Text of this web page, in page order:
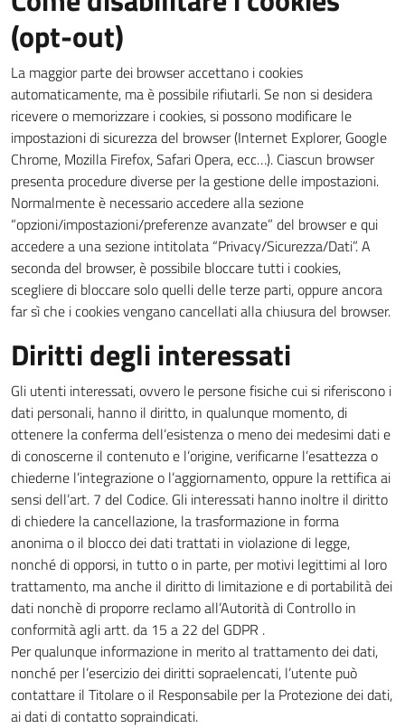
(opt-out)
La maggior parte dei browser accettano i cookies
automaticamente, ma è possibile rifiutarli. Se non si desidera
ricevere o memorizzare i cookies, si possono modificare le
impostazioni di sicurezza del browser (Internet Explorer, Google
Chrome, Mozilla Firefox, Safari Opera, ecc…). Ciascun browser
presenta procedure diverse per la gestione delle impostazioni.
Normalmente è necessario accedere alla sezione
“opzioni/impostazioni/preferenze avanzate” del browser e qui
accedere a una sezione intitolata “Privacy/Sicurezza/Dati”. A
seconda del browser, è possibile bloccare tutti i cookies,
scegliere di bloccare solo quelli delle terze parti, oppure ancora
far sì che i cookies vengano cancellati alla chiusura del browser.
Diritti degli interessati
Gli utenti interessati, ovvero le persone fisiche cui si riferiscono i
dati personali, hanno il diritto, in qualunque momento, di
ottenere la conferma dell’esistenza o meno dei medesimi dati e
di conoscerne il contenuto e l’origine, verificarne l’esattezza o
chiederne l’integrazione o l’aggiornamento, oppure la rettifica ai
sensi dell’art. 7 del Codice. Gli interessati hanno inoltre il diritto
di chiedere la cancellazione, la trasformazione in forma
anonima o il blocco dei dati trattati in violazione di legge,
nonché di opporsi, in tutto o in parte, per motivi legittimi al loro
trattamento, ma anche il diritto di limitazione e di portabilità dei
dati nonchè di proporre reclamo all’Autorità di Controllo in
conformità agli artt. da 15 a 22 del GDPR .
Per qualunque informazione in merito al trattamento dei dati,
nonché per l’esercizio dei diritti sopraelencati, l’utente può
contattare il Titolare o il Responsabile per la Protezione dei dati,
ai dati di contatto sopraindicati.